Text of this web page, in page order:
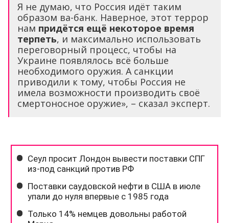
Я не думаю, что Россия идёт таким
образом ва-банк. Наверное, этот террор
нам придётся ещё некоторое время
терпеть, и максимально использовать
переговорный процесс, чтобы на
Украине появлялось всё больше
необходимого оружия. А санкции
приводили к тому, чтобы Россия не
имела возможности производить своё
смертоносное оружие», – сказал эксперт.